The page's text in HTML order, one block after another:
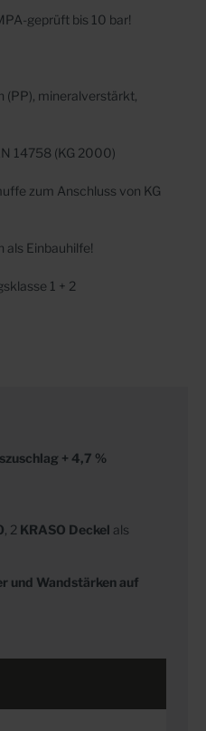
geprüft bis 10 bar!
(PP), mineralverstärkt,
14758 (KG 2000)
zum Anschluss von KG
als Einbauhilfe!
1 + 2
+ 4,7 %
, 2 KRASO Deckel als
und Wandstärken auf